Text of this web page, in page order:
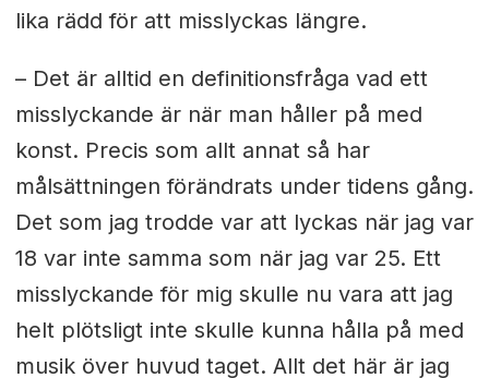
lika rädd för att misslyckas längre.
– Det är alltid en definitionsfråga vad ett
misslyckande är när man håller på med
konst. Precis som allt annat så har
målsättningen förändrats under tidens gång.
Det som jag trodde var att lyckas när jag var
18 var inte samma som när jag var 25. Ett
misslyckande för mig skulle nu vara att jag
helt plötsligt inte skulle kunna hålla på med
musik över huvud taget. Allt det här är jag